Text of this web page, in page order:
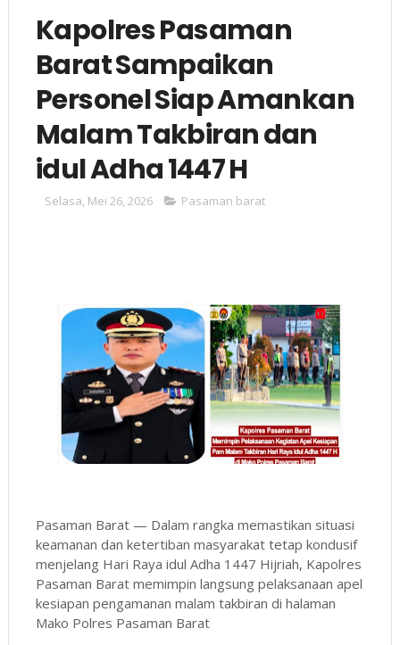
Kapolres Pasaman
Barat Sampaikan
Personel Siap Amankan
Malam Takbiran dan
idul Adha 1447 H
Selasa, Mei 26, 2026 Pasaman barat
Pasaman Barat — Dalam rangka memastikan situasi
keamanan dan ketertiban masyarakat tetap kondusif
menjelang Hari Raya idul Adha 1447 Hijriah, Kapolres
Pasaman Barat memimpin langsung pelaksanaan apel
kesiapan pengamanan malam takbiran di halaman
Mako Polres Pasaman Barat